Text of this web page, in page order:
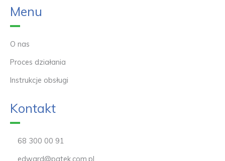
Menu
O nas
Proces działania
Instrukcje obsługi
Kontakt
68 300 00 91
edward@patek.com.pl